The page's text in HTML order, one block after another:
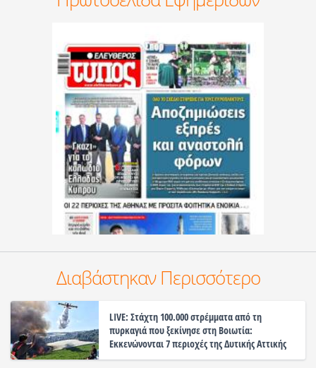
Διαβάστηκαν Περισσότερο
LIVE: Στάχτη 100.000 στρέμματα από τη
πυρκαγιά που ξεκίνησε στη Βοιωτία:
Εκκενώνονται 7 περιοχές της Δυτικής Αττικής